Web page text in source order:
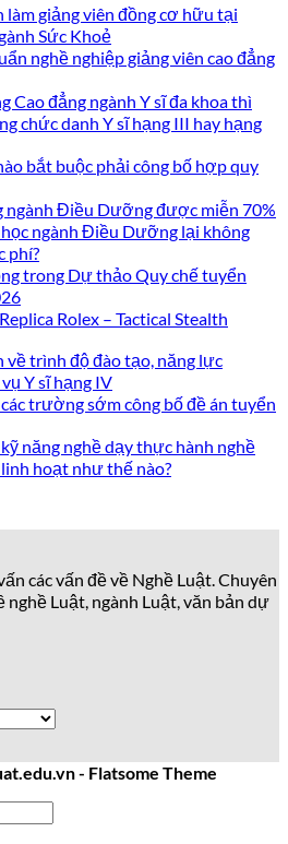
làm giảng viên đồng cơ hữu tại
Sức Khoẻ
nghề nghiệp giảng viên cao đẳng
Cao đẳng ngành Y sĩ đa khoa thì
chức danh Y sĩ hạng III hay hạng
bắt buộc phải công bố hợp quy
ngành Điều Dưỡng được miễn 70%
ngành Điều Dưỡng lại không
phí?
trong Dự thảo Quy chế tuyển
Rolex – Tactical Stealth
về trình độ đào tạo, năng lực
Y sĩ hạng IV
trường sớm công bố đề án tuyển
năng nghề dạy thực hành nghề
hoạt như thế nào?
các vấn đề về Nghề Luật. Chuyên
nghề Luật, ngành Luật, văn bản dự
- Flatsome Theme